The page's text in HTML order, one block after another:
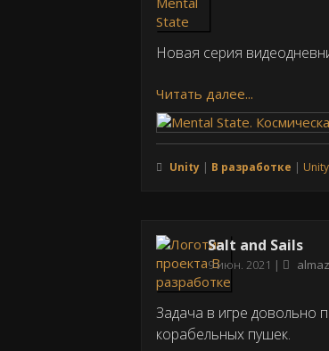
Новая серия
Читать далее...
Unity В разработке Unity
Salt and Sails
Дата
публикации
9 июн. 2021
Задача в игре довольно
корабельных пушек.